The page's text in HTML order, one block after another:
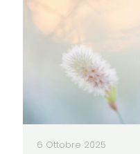
6 Ottobre 2025